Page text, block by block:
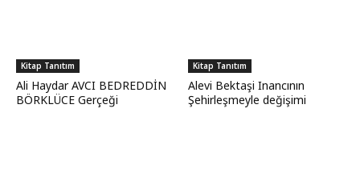
Kitap Tanıtım
Ali Haydar AVCI BEDREDDİN
BÖRKLÜCE Gerçeği
Kitap Tanıtım
Alevi Bektaşi Inancının
Şehirleşmeyle değişimi